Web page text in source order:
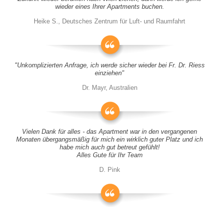
wieder eines Ihrer Apartments buchen.
Heike S., Deutsches Zentrum für Luft- und Raumfahrt
"Unkomplizierten Anfrage, ich werde sicher wieder bei Fr. Dr. Riess
einziehen"
Dr. Mayr, Australien
Vielen Dank für alles - das Apartment war in den vergangenen
Monaten übergangsmäßig für mich ein wirklich guter Platz und ich
habe mich auch gut betreut gefühlt!
Alles Gute für Ihr Team
D. Pink